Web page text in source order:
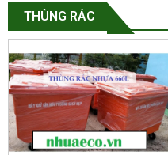
THÙNG RÁC